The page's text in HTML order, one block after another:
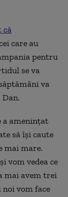
că
care au
pentru
se va
va
a ameninţat
să îşi caute
mai mare.
vom vedea ce
mai avem trei
vom face